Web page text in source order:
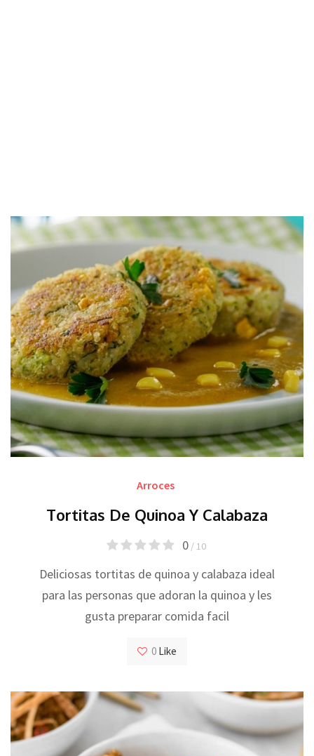
Arroces
Tortitas De Quinoa Y Calabaza
0/ 10
Deliciosas tortitas de quinoa y calabaza ideal
para las personas que adoran la quinoa y les
gusta preparar comida facil
0 Like